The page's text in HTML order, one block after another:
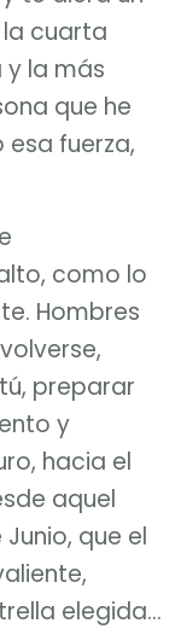
cuarta
y la más
que he
fuerza,
como lo
Hombres
preparar
y
hacia el
aquel
que el
elegida…